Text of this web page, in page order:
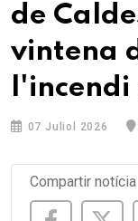
de
vintena
07 Juliol 2026
Compartir notícia